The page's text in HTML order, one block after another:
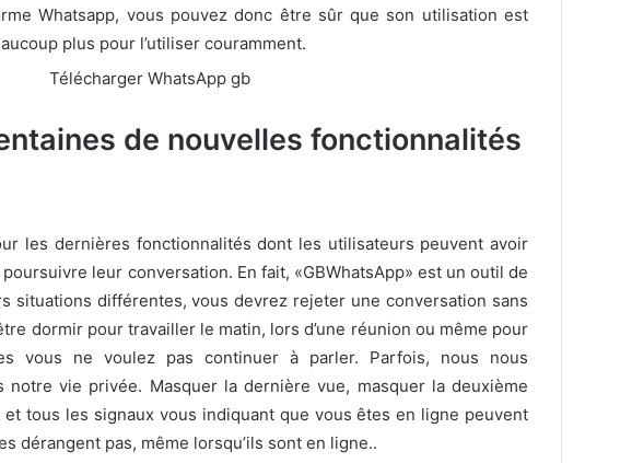
Whatsapp, vous pouvez donc être sûr que son utilisation est
plus pour l’utiliser couramment.
de nouvelles fonctionnalités
les dernières fonctionnalités dont les utilisateurs peuvent avoir
leur conversation. En fait, «GBWhatsApp» est un outil de
situations différentes, vous devrez rejeter une conversation sans
dormir pour travailler le matin, lors d’une réunion ou même pour
vous ne voulez pas continuer à parler. Parfois, nous nous
notre vie privée. Masquer la dernière vue, masquer la deuxième
tous les signaux vous indiquant que vous êtes en ligne peuvent
dérangent pas, même lorsqu’ils sont en ligne..